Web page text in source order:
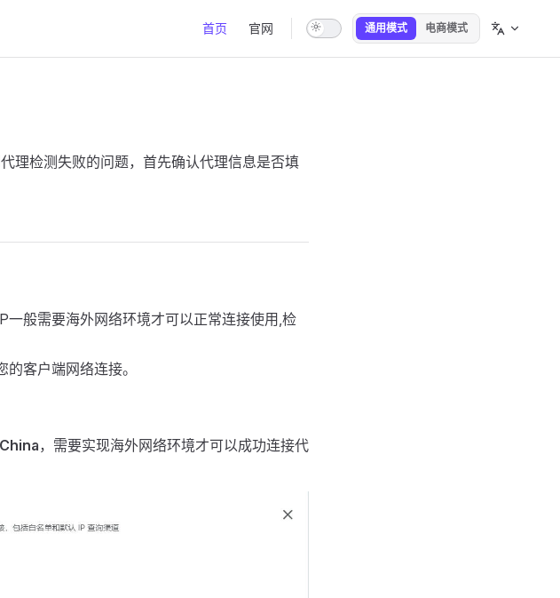
首页 官网 通用模式 电商模式
理检测失败的问题，首先确认代理信息是否填
般需要海外网络环境才可以正常连接使用,检
客户端网络连接。
，需要实现海外网络环境才可以成功连接代